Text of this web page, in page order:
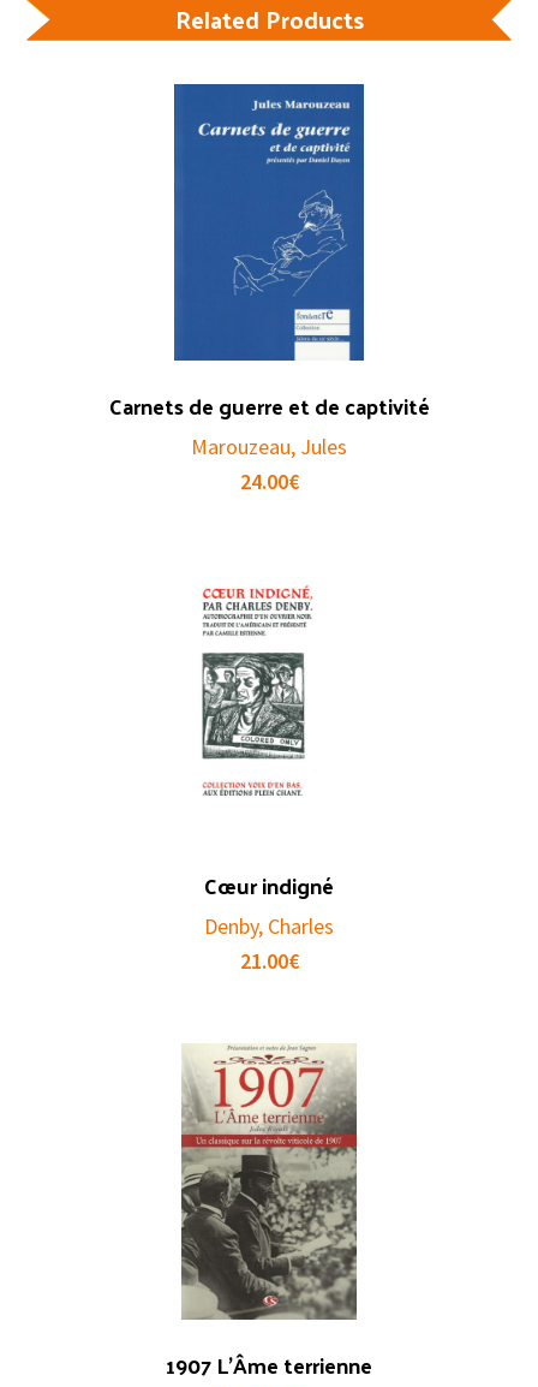
Related Products
Carnets de guerre et de captivité
Marouzeau, Jules
24.00€
Cœur indigné
Denby, Charles
21.00€
1907 L’Âme terrienne